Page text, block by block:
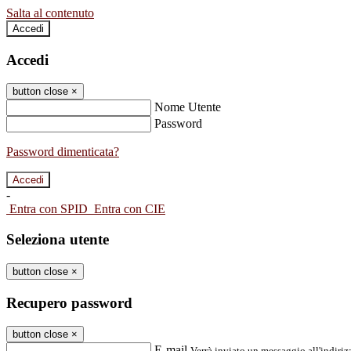
Salta al contenuto
Accedi
Accedi
button close ×
Nome Utente
Password
Password dimenticata?
-
Entra con SPID Entra con CIE
Seleziona utente
button close ×
Recupero password
button close ×